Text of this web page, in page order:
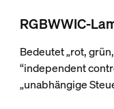
RGBWWIC-
Bedeutet „rot,
“independent
„unabhängige